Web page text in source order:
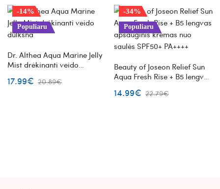
-14%
Populiaru
Dr. Althea Aqua Marine Jelly
Mist drėkinanti veido
17.99€ 20.89€
-34%
Populiaru
Beauty of Joseon Relief Sun
Aqua Fresh Rise + B5 lengvas
saulės SPF50+ PA++++
14.99€ 22.79€